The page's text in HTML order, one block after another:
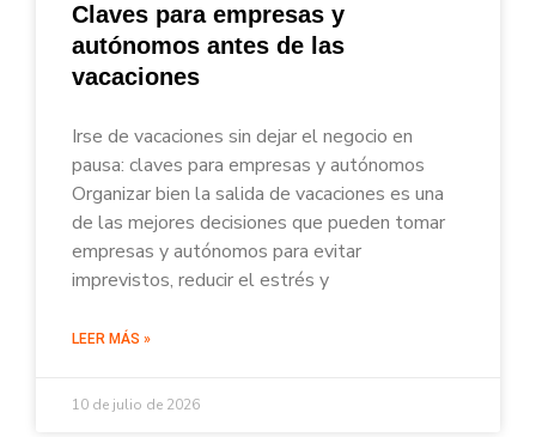
Claves para empresas y
autónomos antes de las
vacaciones
Irse de vacaciones sin dejar el negocio en
pausa: claves para empresas y autónomos
Organizar bien la salida de vacaciones es una
de las mejores decisiones que pueden tomar
empresas y autónomos para evitar
imprevistos, reducir el estrés y
LEER MÁS »
10 de julio de 2026